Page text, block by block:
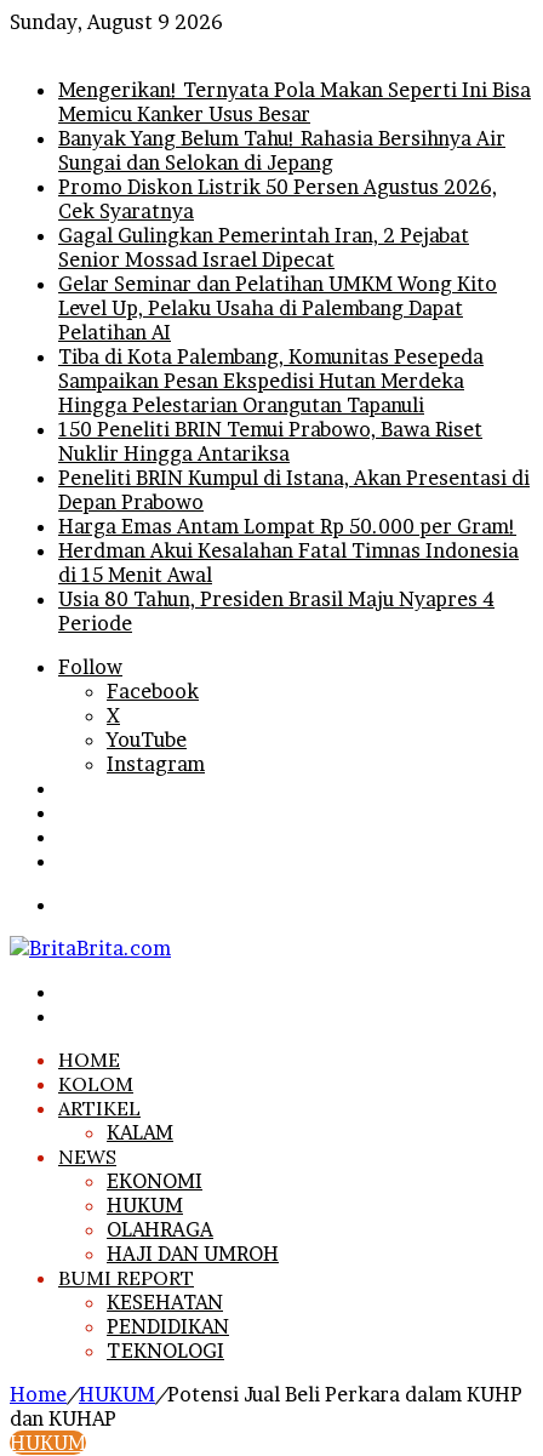
Sunday, August 9 2026
Mengerikan! Ternyata Pola Makan Seperti Ini Bisa
Memicu Kanker Usus Besar
Banyak Yang Belum Tahu! Rahasia Bersihnya Air
Sungai dan Selokan di Jepang
Promo Diskon Listrik 50 Persen Agustus 2026,
Cek Syaratnya
Gagal Gulingkan Pemerintah Iran, 2 Pejabat
Senior Mossad Israel Dipecat
Gelar Seminar dan Pelatihan UMKM Wong Kito
Level Up, Pelaku Usaha di Palembang Dapat
Pelatihan AI
Tiba di Kota Palembang, Komunitas Pesepeda
Sampaikan Pesan Ekspedisi Hutan Merdeka
Hingga Pelestarian Orangutan Tapanuli
150 Peneliti BRIN Temui Prabowo, Bawa Riset
Nuklir Hingga Antariksa
Peneliti BRIN Kumpul di Istana, Akan Presentasi di
Depan Prabowo
Harga Emas Antam Lompat Rp 50.000 per Gram!
Herdman Akui Kesalahan Fatal Timnas Indonesia
di 15 Menit Awal
Usia 80 Tahun, Presiden Brasil Maju Nyapres 4
Periode
Follow
Facebook
X
YouTube
Instagram
HOME
KOLOM
ARTIKEL
KALAM
NEWS
EKONOMI
HUKUM
OLAHRAGA
HAJI DAN UMROH
BUMI REPORT
KESEHATAN
PENDIDIKAN
TEKNOLOGI
Home/HUKUM/Potensi Jual Beli Perkara dalam KUHP
dan KUHAP
HUKUM